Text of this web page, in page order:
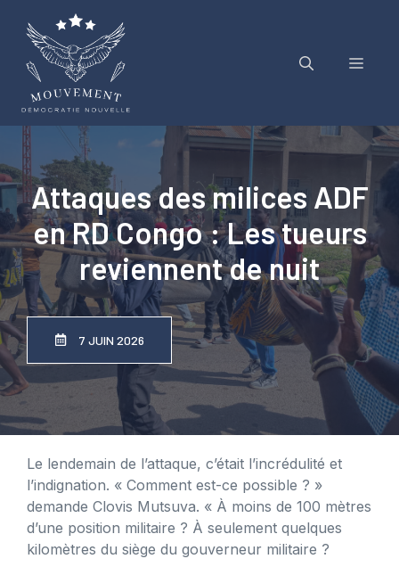
contenu
Menu
Attaques des milices ADF
en RD Congo : Les tueurs
reviennent de nuit
7 JUIN 2026
Le lendemain de l’attaque, c’était l’incrédulité et
l’indignation. « Comment est-ce possible ? »
demande Clovis Mutsuva. « À moins de 100 mètres
d’une position militaire ? À seulement quelques
kilomètres du siège du gouverneur militaire ?